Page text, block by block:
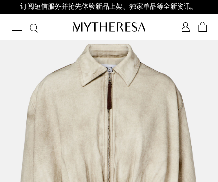
订阅短信服务并抢先体验新品上架、独家单品等全新资讯。